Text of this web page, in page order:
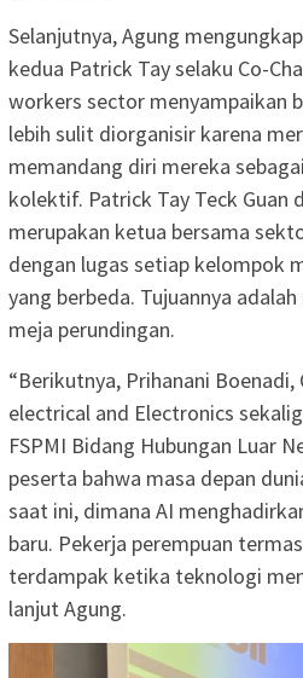
Selanjutnya, Agung
kedua Patrick Tay selaku Co-
workers sector menyampaikan
lebih sulit diorganisir karena
memandang diri mereka
kolektif. Patrick Tay Teck Guan
merupakan ketua bersama
dengan lugas setiap kelompok
yang berbeda. Tujuannya
meja perundingan.
“Berikutnya, Prihanani
electrical and Electronics
FSPMI Bidang Hubungan Luar
peserta bahwa masa depan
saat ini, dimana AI
baru. Pekerja perempuan
terdampak ketika teknologi
lanjut Agung.